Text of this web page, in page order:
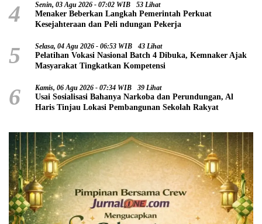
4 Senin, 03 Agu 2026 - 07:02 WIB 53 Lihat
Menaker Beberkan Langkah Pemerintah Perkuat
Kesejahteraan dan Peli ndungan Pekerja
5 Selasa, 04 Agu 2026 - 06:53 WIB 43 Lihat
Pelatihan Vokasi Nasional Batch 4 Dibuka, Kemnaker Ajak
Masyarakat Tingkatkan Kompetensi
6 Kamis, 06 Agu 2026 - 07:34 WIB 39 Lihat
Usai Sosialisasi Bahanya Narkoba dan Perundungan, Al
Haris Tinjau Lokasi Pembangunan Sekolah Rakyat